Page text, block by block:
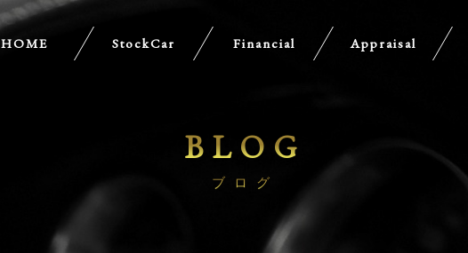
HOME StockCar Financial Appraisal
BLOG
ブログ